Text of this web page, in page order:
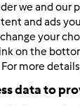
i mam
we and our
and ads
your
on the
more
data to